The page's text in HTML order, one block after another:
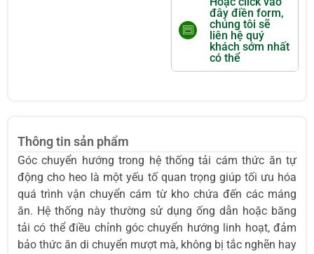
đây điền form,
chúng tôi sẽ
liên hệ quý
khách sớm nhất
có thể
Thông tin sản phẩm
Góc chuyển hướng trong hệ thống tải cám thức ăn tự
động cho heo là một yếu tố quan trọng giúp tối ưu hóa
quá trình vận chuyển cám từ kho chứa đến các máng
ăn. Hệ thống này thường sử dụng ống dẫn hoặc băng
tải có thể điều chỉnh góc chuyển hướng linh hoạt, đảm
bảo thức ăn di chuyển mượt mà, không bị tắc nghẽn hay